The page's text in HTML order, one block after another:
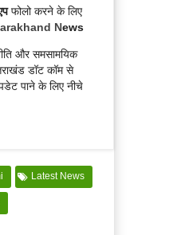
फोलो करने के लिए
News
और समसामयिक
डॉट कॉम से
पाने के लिए नीचे
Latest News